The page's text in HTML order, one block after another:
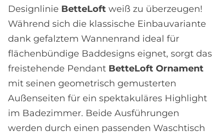
Designlinie BetteLoft weiß zu überzeugen!
Während sich die klassische Einbauvariante
dank gefalztem Wannenrand ideal für
flächenbündige Baddesigns eignet, sorgt das
freistehende Pendant BetteLoft Ornament
mit seinen geometrisch gemusterten
Außenseiten für ein spektakuläres Highlight
im Badezimmer. Beide Ausführungen
werden durch einen passenden Waschtisch